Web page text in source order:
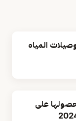
المياه
على